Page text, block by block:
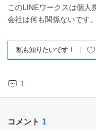
このLINEワークスは個人
会社は何も関係ないです。
私も知りたいです！
1
コメント 1